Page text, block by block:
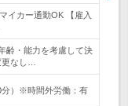
イカー通勤OK 【雇入
齢・能力を考慮して決
なし…
分）※時間外労働：有